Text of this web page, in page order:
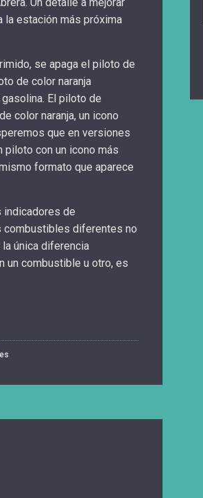
la estación más próxima
se apaga el piloto de
de color naranja
El piloto de
color naranja, un icono
que en versiones
piloto con un icono más
formato que aparece
de
combustibles diferentes no
única diferencia
un combustible u otro, es